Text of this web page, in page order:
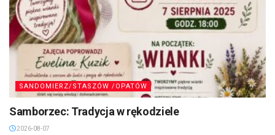
SANDOMIERZ/STASZÓW /OPATÓW
Samborzec: Tradycja w rękodziele
2026-08-07